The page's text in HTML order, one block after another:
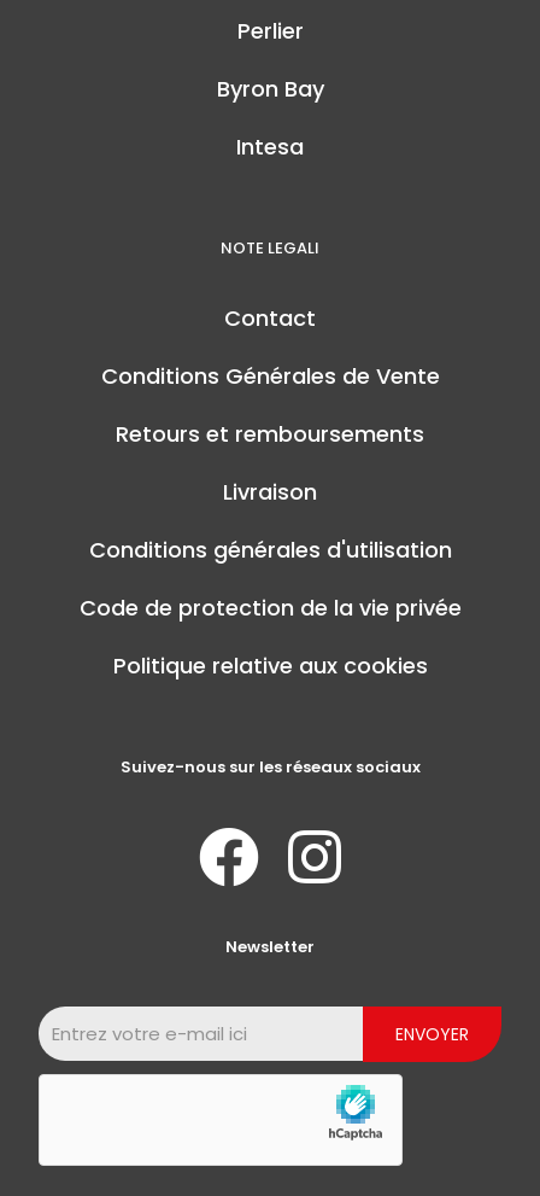
Perlier
Byron Bay
Intesa
NOTE LEGALI
Contact
Conditions Générales de Vente
Retours et remboursements
Livraison
Conditions générales d'utilisation
Code de protection de la vie privée
Politique relative aux cookies
Suivez-nous sur les réseaux sociaux
Newsletter